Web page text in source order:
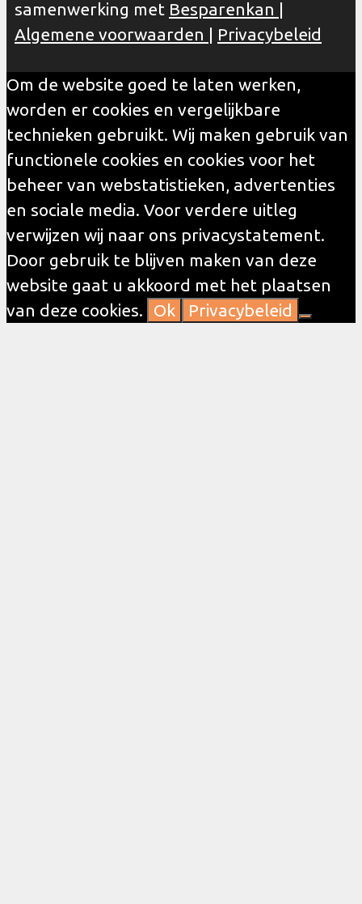
samenwerking met Besparenkan |
Algemene voorwaarden | Privacybeleid
Om de website goed te laten werken,
worden er cookies en vergelijkbare
technieken gebruikt. Wij maken gebruik van
functionele cookies en cookies voor het
beheer van webstatistieken, advertenties
en sociale media. Voor verdere uitleg
verwijzen wij naar ons privacystatement.
Door gebruik te blijven maken van deze
website gaat u akkoord met het plaatsen
van deze cookies.
Ok Privacybeleid